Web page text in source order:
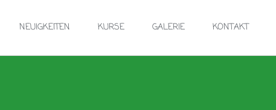
NEUIGKEITEN KURSE GALERIE KONTAKT